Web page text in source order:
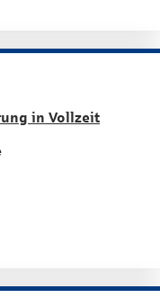
in Vollzeit